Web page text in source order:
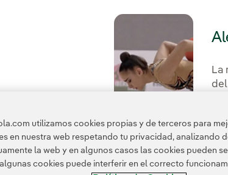
La
utilizamos cookies propias y de terceros para
en nuestra web respetando tu privacidad, analizando
la web y en algunos casos las cookies pueden
cookies puede interferir en el correcto